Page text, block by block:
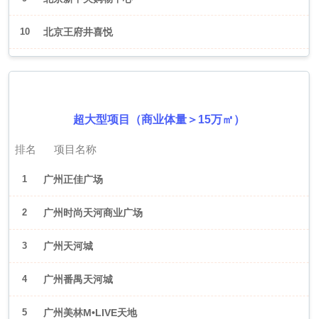
10 北京王府井喜悦
超大型项目（商业体量＞15万㎡）
排名 项目名称
1 广州正佳广场
2 广州时尚天河商业广场
3 广州天河城
4 广州番禺天河城
5 广州美林M•LIVE天地